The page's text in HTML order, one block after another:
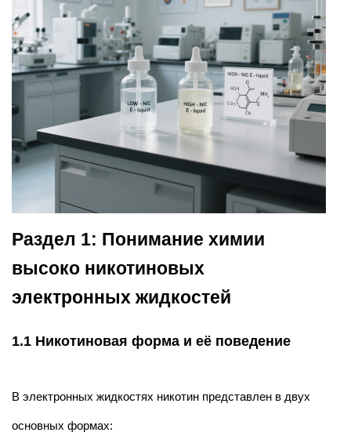
Раздел 1: Понимание химии
высоко никотиновых
электронных жидкостей
1.1 Никотиновая форма и её поведение
В электронных жидкостях никотин представлен в двух
основных формах: